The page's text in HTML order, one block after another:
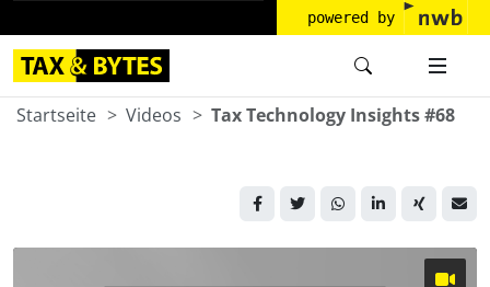
powered by
Startseite Videos Tax Technology Insights #68